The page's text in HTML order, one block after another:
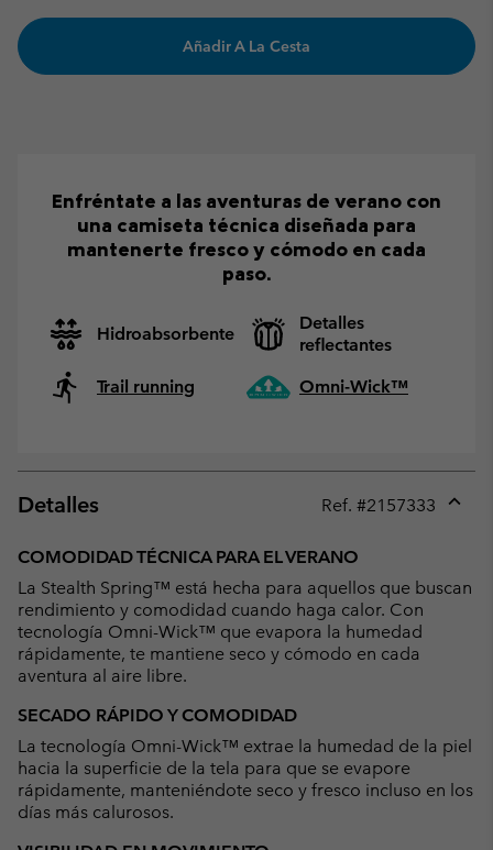
Añadir A La Cesta
Enfréntate a las aventuras de verano con
una camiseta técnica diseñada para
mantenerte fresco y cómodo en cada
paso.
Hidroabsorbente
Detalles
reflectantes
Trail running
Omni-Wick™
Detalles Ref. #2157333
COMODIDAD TÉCNICA PARA EL VERANO
La Stealth Spring™ está hecha para aquellos que buscan
rendimiento y comodidad cuando haga calor. Con
tecnología Omni-Wick™ que evapora la humedad
rápidamente, te mantiene seco y cómodo en cada
aventura al aire libre.
SECADO RÁPIDO Y COMODIDAD
La tecnología Omni-Wick™ extrae la humedad de la piel
hacia la superficie de la tela para que se evapore
rápidamente, manteniéndote seco y fresco incluso en los
días más calurosos.